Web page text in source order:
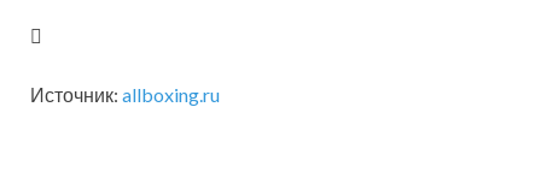
Источник: allboxing.ru